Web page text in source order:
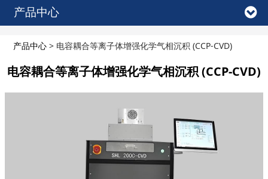
产品中心
产品中心> 电容耦合等离子体增强化学气相沉积 (CCP-CVD)
电容耦合等离子体增强化学气相沉积 (CCP-CVD)